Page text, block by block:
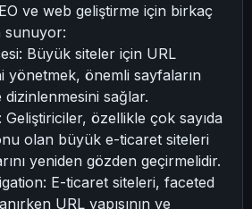
ve web geliştirme için birkaç
sunuyor:
Büyük siteler için URL
yönetmek, önemli sayfaların
dizinlenmesini sağlar.
Geliştiriciler, özellikle çok sayıda
olan büyük e-ticaret siteleri
yeniden gözden geçirmelidir.
E-ticaret siteleri, faceted
URL yapısının ve